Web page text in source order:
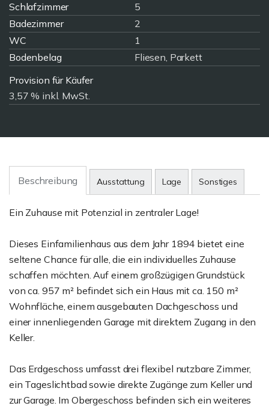
Schlafzimmer
5
Badezimmer
2
WC
1
Bodenbelag
Fliesen, Parkett
Provision für Käufer
3,57 % inkl. MwSt.
Beschreibung Ausstattung Lage Sonstiges
Ein Zuhause mit Potenzial in zentraler Lage!
Dieses Einfamilienhaus aus dem Jahr 1894 bietet eine
seltene Chance für alle, die ein individuelles Zuhause
schaffen möchten. Auf einem großzügigen Grundstück
von ca. 957 m² befindet sich ein Haus mit ca. 150 m²
Wohnfläche, einem ausgebauten Dachgeschoss und
einer innenliegenden Garage mit direktem Zugang in den
Keller.
Das Erdgeschoss umfasst drei flexibel nutzbare Zimmer,
ein Tageslichtbad sowie direkte Zugänge zum Keller und
zur Garage. Im Obergeschoss befinden sich ein weiteres